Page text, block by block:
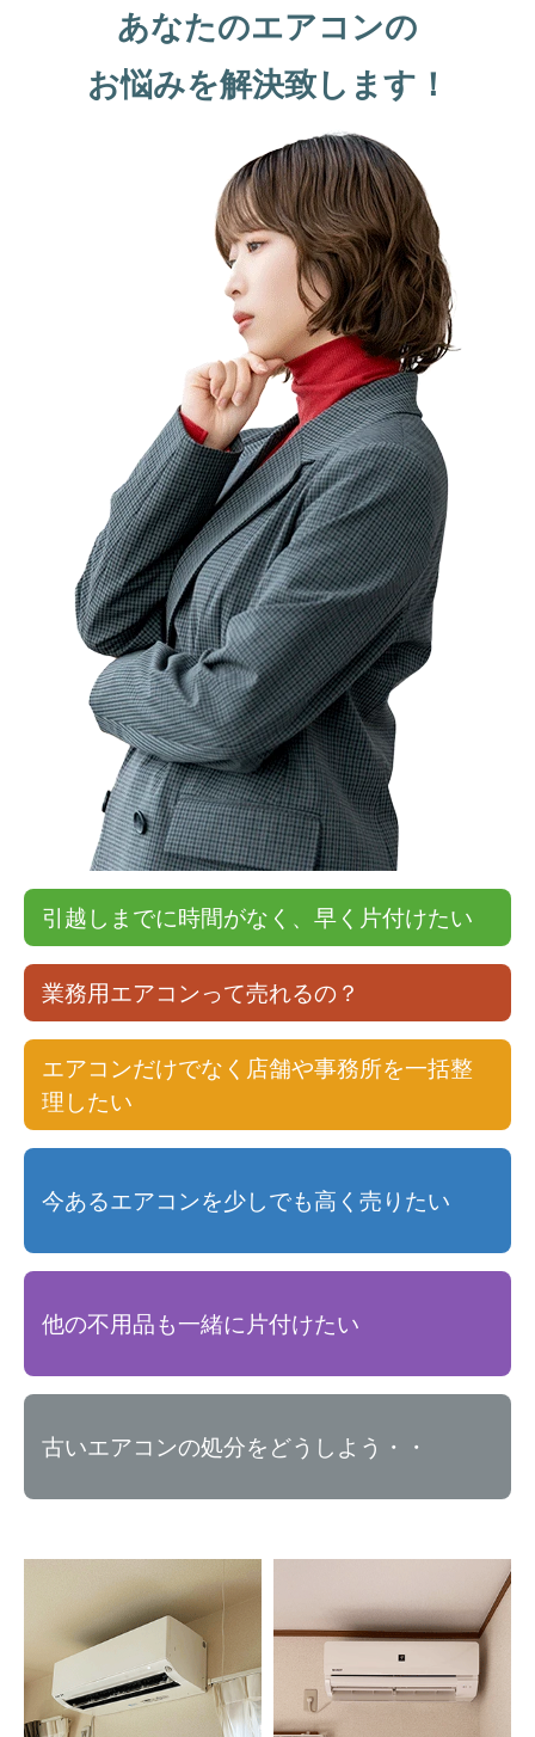
あなたのエアコンの
お悩みを解決致します！
引越しまでに時間がなく、早く片付けたい
業務用エアコンって売れるの？
エアコンだけでなく店舗や事務所を一括整
理したい
今あるエアコンを少しでも高く売りたい
他の不用品も一緒に片付けたい
古いエアコンの処分をどうしよう・・